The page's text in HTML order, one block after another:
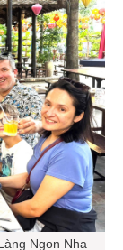
Ngon Nha